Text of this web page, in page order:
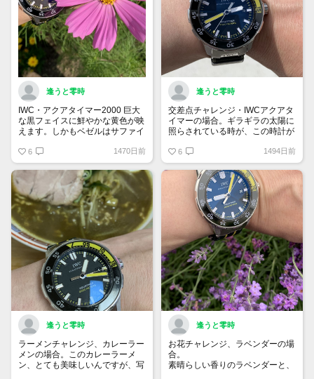
逢うと零時
IWC・アクアタイマー2000 巨大
な黒フェイスに鮮やかな黄色が映
えます。しかもベゼルはサファイ
ており、非常に強い光沢を放ちま
す。鮮やかなコスモスとの相性も
バッチリです。
6 1470日前
逢うと零時
交差点チャレンジ・IWCアクアタ
イマーの場合。ギラギラの太陽に
照らされている時が、この時計が
6 1494日前
逢うと零時
ラーメンチャレンジ、カレーラー
メンの場合。このカレーラーメ
ン、とても美味しいんですが、写
逢うと零時
お花チャレンジ、ラベンダーの場
合。
素晴らしい香りのラベンダーと、